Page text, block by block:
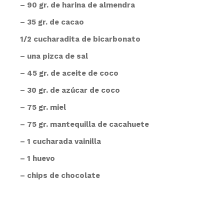
– 90 gr. de harina de almendra
– 35 gr. de cacao
1/2 cucharadita de bicarbonato
– una pizca de sal
– 45 gr. de aceite de coco
– 30 gr. de azúcar de coco
– 75 gr. miel
– 75 gr. mantequilla de cacahuete
– 1 cucharada vainilla
– 1 huevo
– chips de chocolate